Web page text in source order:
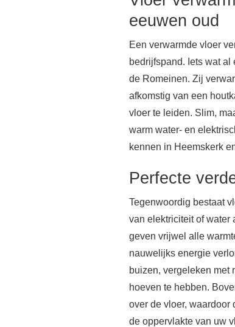
eeuwen oud
Een verwarmde vloer
bedrijfspand. Iets wat
de Romeinen. Zij
afkomstig van een
vloer te leiden. Slim,
warm water- en
kennen in Heemskerk
Perfecte
Tegenwoordig bestaat
van elektriciteit of water
geven vrijwel alle
nauwelijks energie
buizen, vergeleken met
hoeven te hebben.
over de vloer, waardoor
de oppervlakte van uw